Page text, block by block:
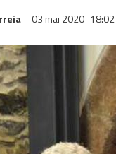
03 mai 2020 18:02